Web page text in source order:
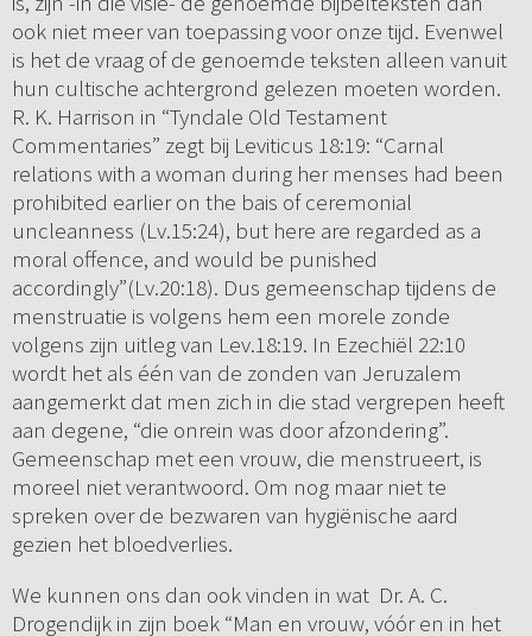
ook niet meer van toepassing voor onze tijd. Evenwel
is het de vraag of de genoemde teksten alleen vanuit
hun cultische achtergrond gelezen moeten worden.
R. K. Harrison in “Tyndale Old Testament
Commentaries” zegt bij Leviticus 18:19: “Carnal
relations with a woman during her menses had been
prohibited earlier on the bais of ceremonial
uncleanness (Lv.15:24), but here are regarded as a
moral offence, and would be punished
accordingly”(Lv.20:18). Dus gemeenschap tijdens de
menstruatie is volgens hem een morele zonde
volgens zijn uitleg van Lev.18:19. In Ezechiël 22:10
wordt het als één van de zonden van Jeruzalem
aangemerkt dat men zich in die stad vergrepen heeft
aan degene, “die onrein was door afzondering”.
Gemeenschap met een vrouw, die menstrueert, is
moreel niet verantwoord. Om nog maar niet te
spreken over de bezwaren van hygiënische aard
gezien het bloedverlies.
We kunnen ons dan ook vinden in wat Dr. A. C.
Drogendijk in zijn boek “Man en vrouw, vóór en in het